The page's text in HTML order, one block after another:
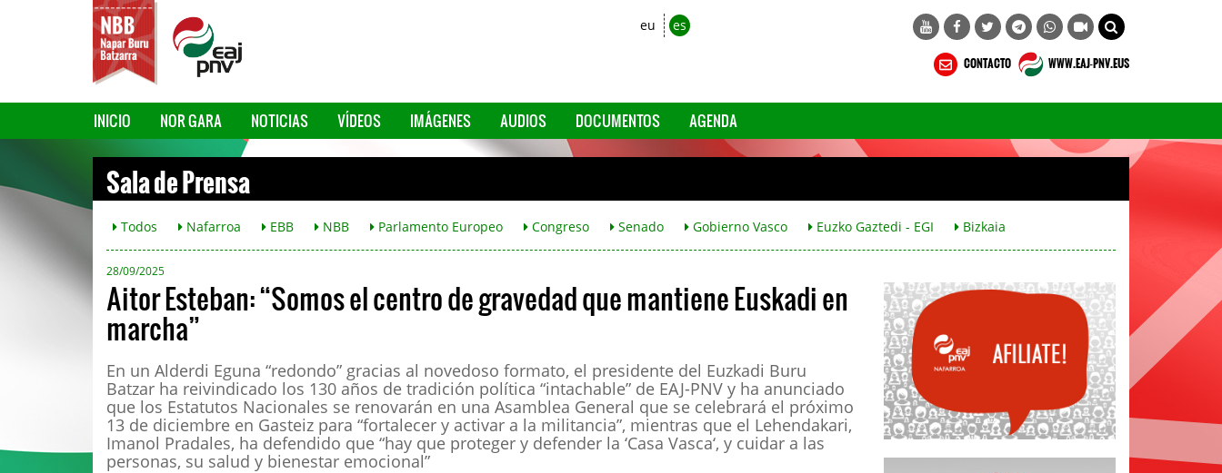
eu es
CONTACTO WWW.EAJ-PNV.EUS
INICIO NOR GARA NOTICIAS VÍDEOS IMÁGENES AUDIOS DOCUMENTOS AGENDA
Sala de Prensa
Todos Nafarroa EBB NBB Parlamento Europeo Congreso Senado Gobierno Vasco Euzko Gaztedi - EGI Bizkaia
28/09/2025
Aitor Esteban: “Somos el centro de gravedad que mantiene Euskadi en
marcha”
En un Alderdi Eguna “redondo” gracias al novedoso formato, el presidente del Euzkadi Buru
Batzar ha reivindicado los 130 años de tradición política “intachable” de EAJ-PNV y ha anunciado
que los Estatutos Nacionales se renovarán en una Asamblea General que se celebrará el próximo
13 de diciembre en Gasteiz para “fortalecer y activar a la militancia”, mientras que el Lehendakari,
Imanol Pradales, ha defendido que “hay que proteger y defender la ‘Casa Vasca‘, y cuidar a las
personas, su salud y bienestar emocional”